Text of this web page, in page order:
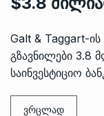
Galt & Taggart-
გზავნილები 3.8
საინვესტიციო
ვრცლად